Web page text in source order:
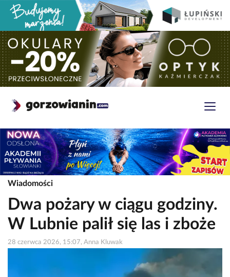
Wiadomości
Dwa pożary w ciągu godziny.
W Lubnie palił się las i zboże
28 czerwca 2026, 15:07, Anna Kluwak